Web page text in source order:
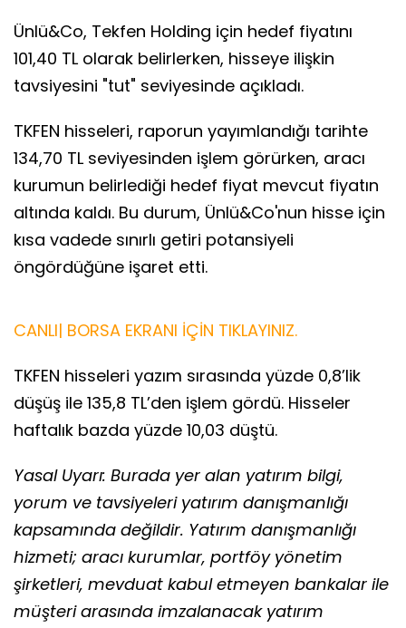
Ünlü&Co, Tekfen Holding için hedef fiyatını
101,40 TL olarak belirlerken, hisseye ilişkin
tavsiyesini "tut" seviyesinde açıkladı.
TKFEN hisseleri, raporun yayımlandığı tarihte
134,70 TL seviyesinden işlem görürken, aracı
kurumun belirlediği hedef fiyat mevcut fiyatın
altında kaldı. Bu durum, Ünlü&Co'nun hisse için
kısa vadede sınırlı getiri potansiyeli
öngördüğüne işaret etti.
CANLI| BORSA EKRANI İÇİN TIKLAYINIZ.
TKFEN hisseleri yazım sırasında yüzde 0,8’lik
düşüş ile 135,8 TL’den işlem gördü. Hisseler
haftalık bazda yüzde 10,03 düştü.
Yasal Uyarı: Burada yer alan yatırım bilgi,
yorum ve tavsiyeleri yatırım danışmanlığı
kapsamında değildir. Yatırım danışmanlığı
hizmeti; aracı kurumlar, portföy yönetim
şirketleri, mevduat kabul etmeyen bankalar ile
müşteri arasında imzalanacak yatırım